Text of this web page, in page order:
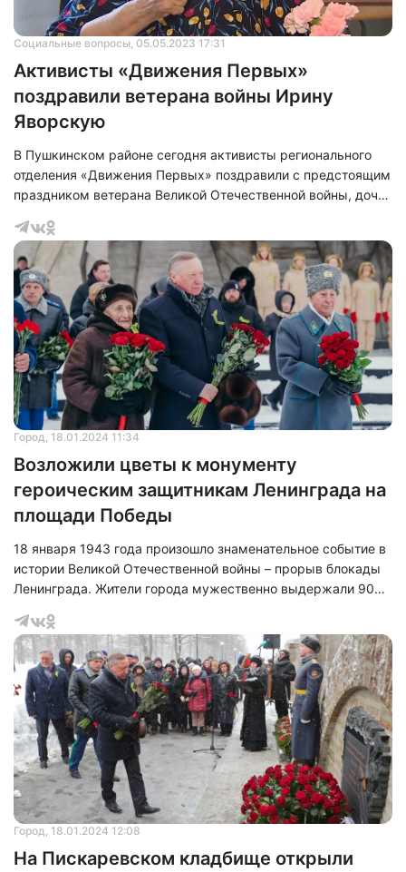
Социальные вопросы, 05.05.2023 17:31
Активисты «Движения Первых»
поздравили ветерана войны Ирину
Яворскую
В Пушкинском районе сегодня активисты регионального
отделения «Движения Первых» поздравили с предстоящим
праздником ветерана Великой Отечественной войны, дочь
Город, 18.01.2024 11:34
Возложили цветы к монументу
героическим защитникам Ленинграда на
площади Победы
18 января 1943 года произошло знаменательное событие в
истории Великой Отечественной войны – прорыв блокады
Ленинграда. Жители города мужественно выдержали 900
героизм.
Город, 18.01.2024 12:08
На Пискаревском кладбище открыли